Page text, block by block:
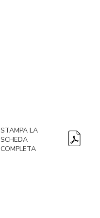
STAMPA LA
SCHEDA
COMPLETA